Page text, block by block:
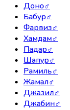
Доно♂
Бабур♂
Фарвиз♂
Хамдам♂
Падар♂
Шапур♂
Рамиль♂
Жамал♂
Джазил♂
Джабин♂